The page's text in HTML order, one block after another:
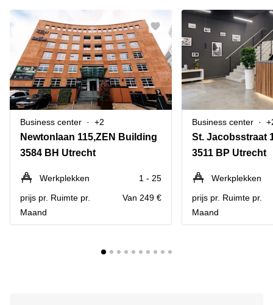
Business center +2
Newtonlaan 115,ZEN Building
3584 BH Utrecht
Werkplekken
1 - 25
prijs pr. Ruimte pr.
Maand
Van 249 €
Business center
St. Jacobsstraat
3511 BP Utrecht
Werkplekken
prijs pr. Ruimte pr.
Maand